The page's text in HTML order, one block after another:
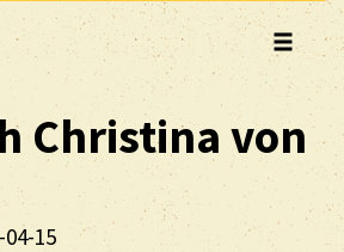
Christina von
04-15